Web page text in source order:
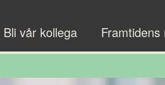
Bli vår kollega